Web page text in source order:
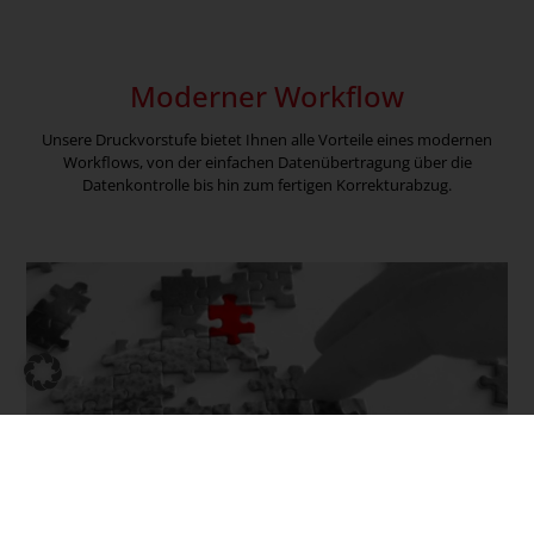
Moderner Workflow
Unsere Druckvorstufe bietet Ihnen alle Vorteile eines modernen
Workflows, von der einfachen Datenübertragung über die
Datenkontrolle bis hin zum fertigen Korrekturabzug.